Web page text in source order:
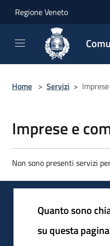
Regione Veneto
Home > Servizi >
Imprese e
Non sono presenti servizi
Quanto sono
su questa